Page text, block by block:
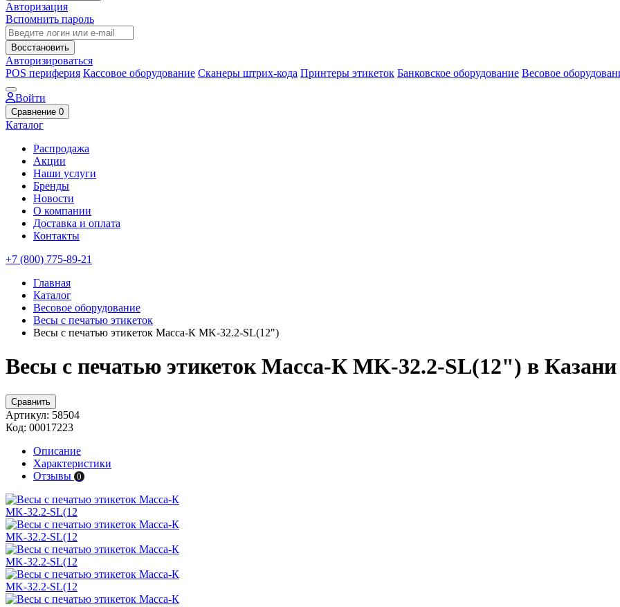
Авторизация
Вспомнить пароль
Восстановить
Авторизироваться
POS периферия Кассовое оборудование Сканеры штрих-кода Принтеры этикеток Банковское оборудование Весовое
Войти
Сравнение 0
Каталог
Распродажа
Акции
Наши услуги
Бренды
Новости
О компании
Доставка и оплата
Контакты
+7 (800) 775-89-21
Главная
Каталог
Весовое оборудование
Весы с печатью этикеток
Весы с печатью этикеток Масса-К MK-32.2-SL(12")
Весы с печатью этикеток Масса-К MK-32.2-SL(12") в Казани
Сравнить
Артикул: 58504
Код: 00017223
Описание
Характеристики
Отзывы 0